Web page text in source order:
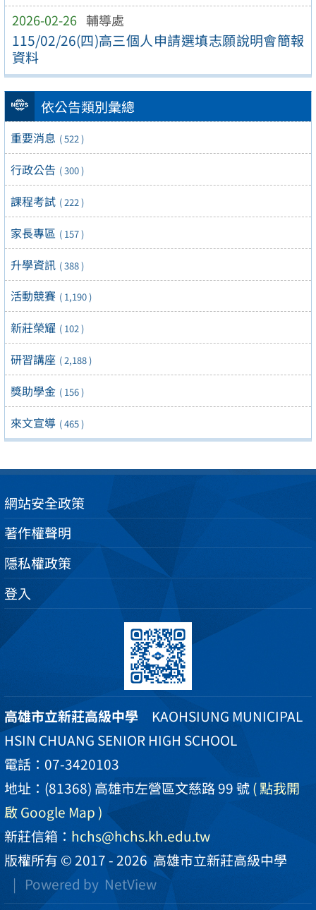
2026-02-26 輔導處
115/02/26(四)高三個人申請選填志願說明會簡報
資料
依公告類別彙總
重要消息 ( 522 )
行政公告 ( 300 )
課程考試 ( 222 )
家長專區 ( 157 )
升學資訊 ( 388 )
活動競賽 ( 1,190 )
新莊榮耀 ( 102 )
研習講座 ( 2,188 )
獎助學金 ( 156 )
來文宣導 ( 465 )
網站安全政策
著作權聲明
隱私權政策
登入
高雄市立新莊高級中學 KAOHSIUNG MUNICIPAL
HSIN CHUANG SENIOR HIGH SCHOOL
電話：07-3420103
地址：(81368) 高雄市左營區文慈路 99 號( 點我開
啟 Google Map )
新莊信箱： hchs@hchs.kh.edu.tw
版權所有 © 2017 - 2026高雄市立新莊高級中學
| Powered by NetView